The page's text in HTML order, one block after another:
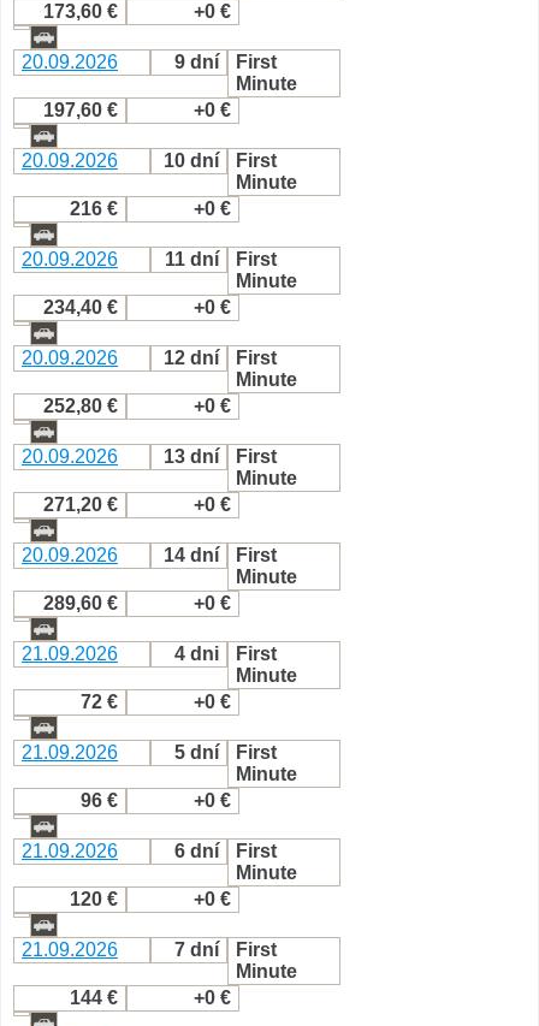
173,60 €
+0 €
20.09.2026 9 dní
First
Minute
197,60 €
+0 €
20.09.2026 10 dní
First
Minute
216 €
+0 €
20.09.2026 11 dní
First
Minute
234,40 €
+0 €
20.09.2026 12 dní
First
Minute
252,80 €
+0 €
20.09.2026 13 dní
First
Minute
271,20 €
+0 €
20.09.2026 14 dní
First
Minute
289,60 €
+0 €
21.09.2026 4 dni
First
Minute
72 €
+0 €
21.09.2026 5 dní
First
Minute
96 €
+0 €
21.09.2026 6 dní
First
Minute
120 €
+0 €
21.09.2026 7 dní
First
Minute
144 €
+0 €